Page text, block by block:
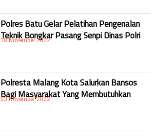
Polres Batu Gelar Pelatihan Pengenalan
Teknik Bongkar Pasang Senpi Dinas Polri
18 November 2022
Polresta Malang Kota Salurkan Bansos
Bagi Masyarakat Yang Membutuhkan
03 November 2022